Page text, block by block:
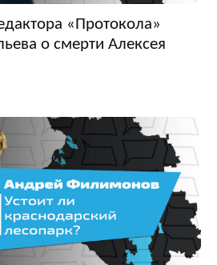
«Протокола»
о смерти Алексея